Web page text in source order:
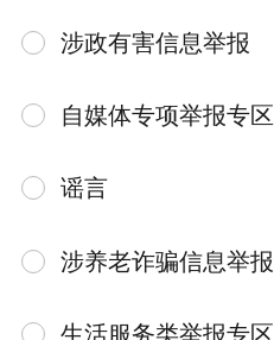
涉政有害信息举报
自媒体专项举报专区
谣言
涉养老诈骗信息举报
生活服务类举报专区